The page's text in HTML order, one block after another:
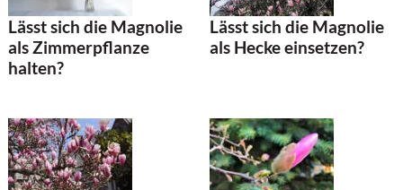
Lässt sich die Magnolie
als Zimmerpflanze
halten?
Lässt sich die Magnolie
als Hecke einsetzen?